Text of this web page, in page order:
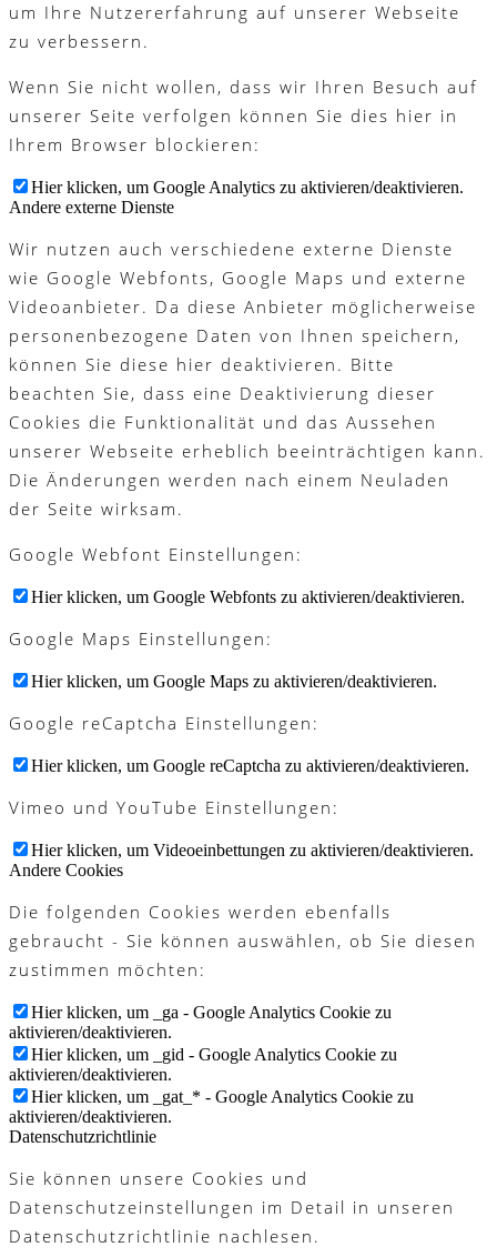
um Ihre Nutzererfahrung auf unserer Webseite
zu verbessern.
Wenn Sie nicht wollen, dass wir Ihren Besuch auf
unserer Seite verfolgen können Sie dies hier in
Ihrem Browser blockieren:
Hier klicken, um Google Analytics zu aktivieren/deaktivieren.
Andere externe Dienste
Wir nutzen auch verschiedene externe Dienste
wie Google Webfonts, Google Maps und externe
Videoanbieter. Da diese Anbieter möglicherweise
personenbezogene Daten von Ihnen speichern,
können Sie diese hier deaktivieren. Bitte
beachten Sie, dass eine Deaktivierung dieser
Cookies die Funktionalität und das Aussehen
unserer Webseite erheblich beeinträchtigen kann.
Die Änderungen werden nach einem Neuladen
der Seite wirksam.
Google Webfont Einstellungen:
Hier klicken, um Google Webfonts zu aktivieren/deaktivieren.
Google Maps Einstellungen:
Hier klicken, um Google Maps zu aktivieren/deaktivieren.
Google reCaptcha Einstellungen:
Hier klicken, um Google reCaptcha zu aktivieren/deaktivieren.
Vimeo und YouTube Einstellungen:
Hier klicken, um Videoeinbettungen zu aktivieren/deaktivieren.
Andere Cookies
Die folgenden Cookies werden ebenfalls
gebraucht - Sie können auswählen, ob Sie diesen
zustimmen möchten:
Hier klicken, um _ga - Google Analytics Cookie zu
aktivieren/deaktivieren.
Hier klicken, um _gid - Google Analytics Cookie zu
aktivieren/deaktivieren.
Hier klicken, um _gat_* - Google Analytics Cookie zu
aktivieren/deaktivieren.
Datenschutzrichtlinie
Sie können unsere Cookies und
Datenschutzeinstellungen im Detail in unseren
Datenschutzrichtlinie nachlesen.